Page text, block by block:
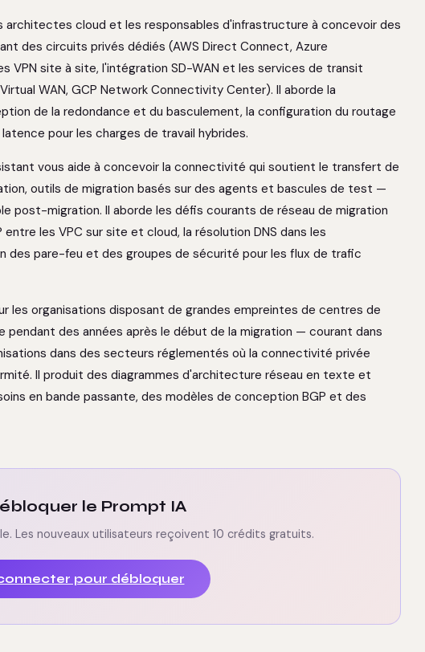
architectes cloud et les responsables d'infrastructure à concevoir des
des circuits privés dédiés (AWS Direct Connect, Azure
VPN site à site, l'intégration SD-WAN et les services de transit
WAN, GCP Network Connectivity Center). Il aborde la
de la redondance et du basculement, la configuration du routage
pour les charges de travail hybrides.
vous aide à concevoir la connectivité qui soutient le transfert de
outils de migration basés sur des agents et bascules de test —
post-migration. Il aborde les défis courants de réseau de migration
les VPC sur site et cloud, la résolution DNS dans les
des pare-feu et des groupes de sécurité pour les flux de trafic
organisations disposant de grandes empreintes de centres de
des années après le début de la migration — courant dans
dans des secteurs réglementés où la connectivité privée
Il produit des diagrammes d'architecture réseau en texte et
en bande passante, des modèles de conception BGP et des
le Prompt IA
Les nouveaux utilisateurs reçoivent 10 crédits gratuits.
pour débloquer